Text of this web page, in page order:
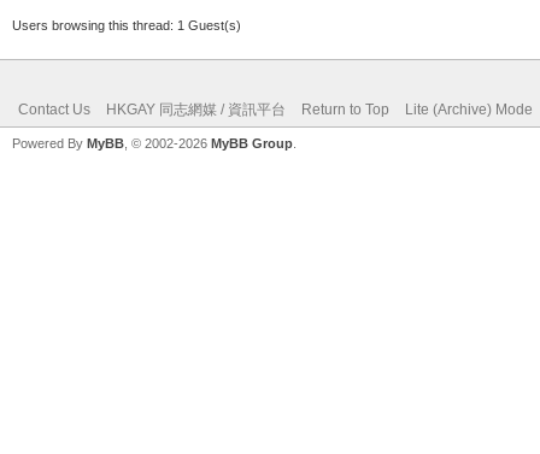
Users browsing this thread: 1 Guest(s)
Contact Us HKGAY 同志網媒 / 資訊平台 Return to Top Lite (Archive) Mode
Powered By MyBB , © 2002-2026 MyBB Group